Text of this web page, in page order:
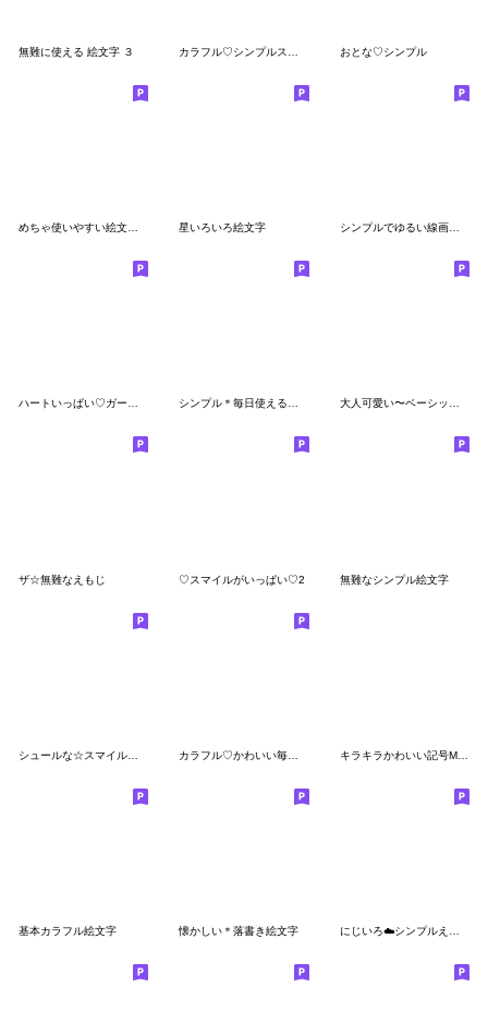
無難に使える 絵文字 ３ おとな♡シンプル
星いろいろ絵文字 シンプルでゆるい線画絵文字
ハートいっぱい♡ガーリー絵文字 シンプル＊毎日使える挨拶絵文字 大人可愛い〜ベーシックカラー〜
ザ☆無難なえもじ ♡スマイルがいっぱい♡2 無難なシンプル絵文字
キラキラかわいい記号MIX♡
基本カラフル絵文字 懐かしい＊落書き絵文字 にじいろ☁️シンプルえもじ